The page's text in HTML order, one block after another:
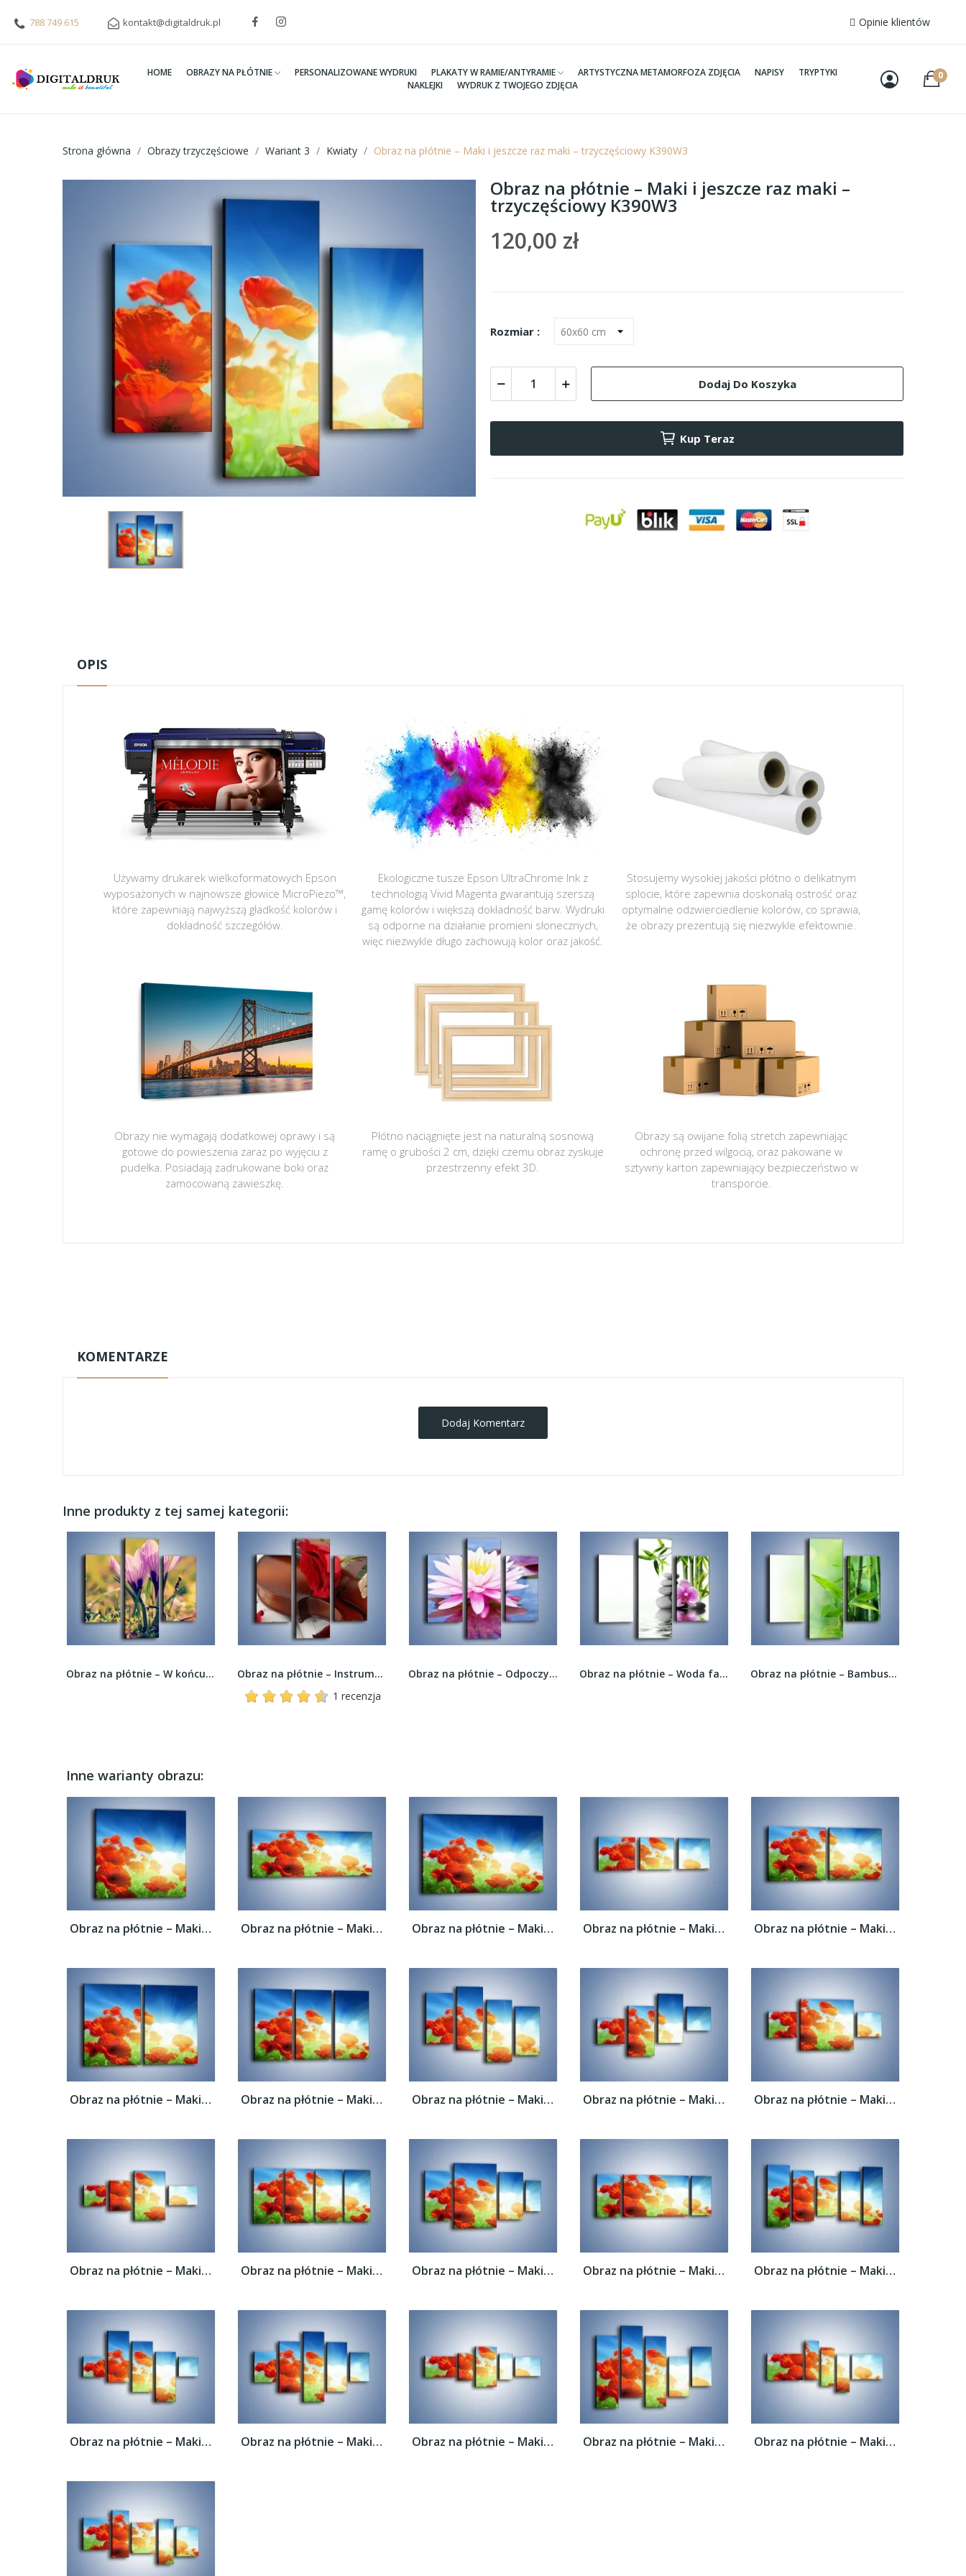
788 749 615 kontakt@digitaldruk.pl Opinie klientów
HOME OBRAZY NA PŁÓTNIE PERSONALIZOWANE WYDRUKI PLAKATY W RAMIE/ANTYRAMIE ARTYSTYCZNA METAMORFOZA ZDJĘCIA NAPISY
TRYPTYKI
NAKLEJKI
WYDRUK Z TWOJEGO ZDJĘCIA
0
Strona główna Obrazy trzyczęściowe Wariant 3 Kwiaty Obraz na płótnie – Maki i jeszcze raz maki – trzyczęściowy K390W3
Obraz na płótnie – Maki i jeszcze raz maki –
trzyczęściowy K390W3
120,00 zł
Rozmiar :
Dodaj Do Koszyka
Kup Teraz
OPIS
Używamy drukarek wielkoformatowych Epson
wyposażonych w najnowsze głowice MicroPiezo™,
które zapewniają najwyższą gładkość kolorów i
dokładność szczegółów.
Ekologiczne tusze Epson UltraChrome Ink z
technologią Vivid Magenta gwarantują szerszą
gamę kolorów i większą dokładność barw. Wydruki
są odporne na działanie promieni słonecznych,
więc niezwykle długo zachowują kolor oraz jakość.
Stosujemy wysokiej jakości płótno o delikatnym
splocie, które zapewnia doskonałą ostrość oraz
optymalne odzwierciedlenie kolorów, co sprawia,
że obrazy prezentują się niezwykle efektownie.
Obrazy nie wymagają dodatkowej oprawy i są
gotowe do powieszenia zaraz po wyjęciu z
pudełka. Posiadają zadrukowane boki oraz
zamocowaną zawieszkę.
Płótno naciągnięte jest na naturalną sosnową
ramę o grubości 2 cm, dzięki czemu obraz zyskuje
przestrzenny efekt 3D.
Obrazy są owijane folią stretch zapewniając
ochronę przed wilgocią, oraz pakowane w
sztywny karton zapewniający bezpieczeństwo w
transporcie.
KOMENTARZE
Dodaj Komentarz
Inne produkty z tej samej kategorii:
Obraz na płótnie – W końcu wiosna z...
Obraz na płótnie – Instrument muzyka i kwiaty –...
1 recenzja
Obraz na płótnie – Odpoczynek na wodzie z... Obraz na płótnie – Woda fale i kwiat –... Obraz na płótnie – Bambusowe łodygi w roli...
Inne warianty obrazu:
Obraz na płótnie – Maki i jeszcze raz maki... Obraz na płótnie – Maki i jeszcze raz maki... Obraz na płótnie – Maki i jeszcze raz maki... Obraz na płótnie – Maki i jeszcze raz maki... Obraz na płótnie – Maki i jeszcze raz maki...
Obraz na płótnie – Maki i jeszcze raz maki... Obraz na płótnie – Maki i jeszcze raz maki... Obraz na płótnie – Maki i jeszcze raz maki... Obraz na płótnie – Maki i jeszcze raz maki... Obraz na płótnie – Maki i jeszcze raz maki...
Obraz na płótnie – Maki i jeszcze raz maki... Obraz na płótnie – Maki i jeszcze raz maki... Obraz na płótnie – Maki i jeszcze raz maki... Obraz na płótnie – Maki i jeszcze raz maki... Obraz na płótnie – Maki i jeszcze raz maki...
Obraz na płótnie – Maki i jeszcze raz maki... Obraz na płótnie – Maki i jeszcze raz maki... Obraz na płótnie – Maki i jeszcze raz maki... Obraz na płótnie – Maki i jeszcze raz maki... Obraz na płótnie – Maki i jeszcze raz maki...